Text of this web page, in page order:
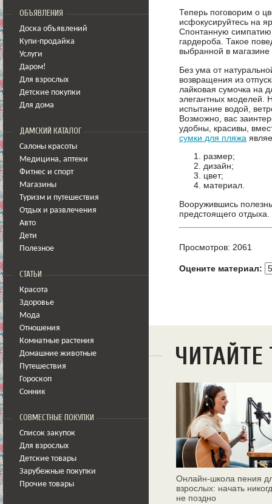
ОБЪЯВЛЕНИЯ
Доска объявлений
Купи-продайка
Услуги
Даром!
Для взрослых
Детские покупки
Для дома
ДАМСКИЙ КАТАЛОГ
Салоны красоты
Медицина, аптеки
Фитнес и спорт
Магазины
Туризм и путешествия
Отдых и развлечения
Авто
Дети
Полезное
СТАТЬИ
Красота
Здоровье
Мода
Отношения
Комнатные растения
Домашние животные
Путешествия
Гороскоп
Сонник
СОВМЕСТНЫЕ ПОКУПКИ
Список закупок
Для взрослых
Детские товары
Зарубежные покупки
Прочие товары
Теперь поговорим о
исфокусируйтесь на
Спонтанную симпатию
гардероба. Такое
выбранной в магазине
Без ума от
возвращения из
лайковая сумочка на
элегантных моделей.
испытание водой,
Возможно, вас
удобны, красивы,
сумки для пляжа
размер;
дизайн;
цвет;
материал.
Вооружившись
предстоящего отдыха.
Просмотров: 2061
Оцените материал:
Онлайн‑школа пения
взрослых: начать
не поздно